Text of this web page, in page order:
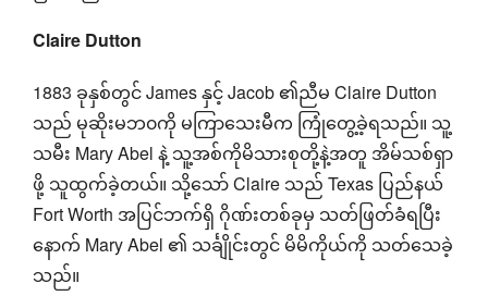
Claire Dutton
1883 ခုနှစ်တွင် James နှင့် Jacob ၏ညီမ Claire Dutton
သည် မုဆိုးမဘ၀ကို မကြာသေးမီက ကြုံတွေ့ခဲ့ရသည်။ သူ့
သမီး Mary Abel နဲ့ သူ့အစ်ကိုမိသားစုတို့နဲ့အတူ အိမ်သစ်ရှာ
ဖို့ သူထွက်ခဲ့တယ်။ သို့သော် Claire သည် Texas ပြည်နယ်
Fort Worth အပြင်ဘက်ရှိ ဂိုဏ်းတစ်ခုမှ သတ်ဖြတ်ခံရပြီး
နောက် Mary Abel ၏ သင်္ချိုင်းတွင် မိမိကိုယ်ကို သတ်သေခဲ့
သည်။